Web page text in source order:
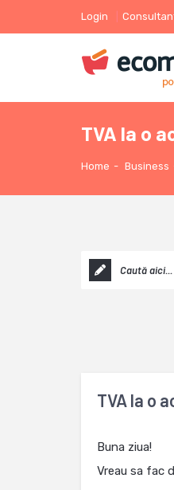
Login
TVA la o
Home - Business
TVA la o
Buna ziua!
Vreau sa fac